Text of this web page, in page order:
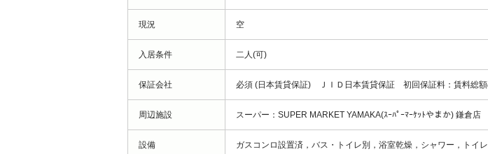
現況 空
入居条件 二人(可)
保証会社 必須 (日本賃貸保証) ＪＩＤ日本賃貸保証 初回保証料：賃料総額
周辺施設 スーパー：SUPER MARKET YAMAKA(ｽｰﾊﾟｰﾏｰｹｯﾄやまか) 鎌倉
設備
ガスコンロ設置済，バス・トイレ別，浴室乾燥，シャワー，トイ